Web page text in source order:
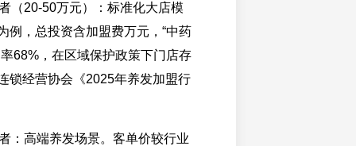
（20-50万元）：标准化大店模
例，总投资含加盟费万元，“中药
68%，在区域保护政策下门店存
锁经营协会《2025年养发加盟行
：高端养发场景。客单价较行业